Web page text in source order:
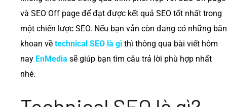
và SEO Off page để đạt được kết quả SEO tốt nhất trong
một chiến lược SEO. Nếu bạn vẫn còn đang có những băn
khoan về technical SEO là gì thì thông qua bài viết hôm
nay EnMedia sẽ giúp bạn tìm câu trả lời phù hợp nhất
nhé.